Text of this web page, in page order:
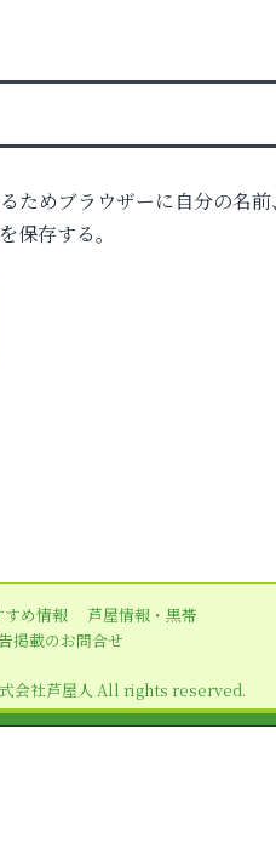
ためブラウザーに自分の名前
保存する。
すめ情報
芦屋情報・黒帯
掲載のお問合せ
会社芦屋人 All rights reserved.